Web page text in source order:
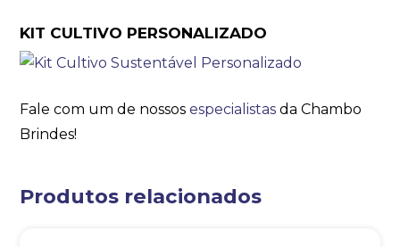
KIT CULTIVO PERSONALIZADO
Fale com um de nossosespecialistas da Chambo
Brindes!
Produtos relacionados